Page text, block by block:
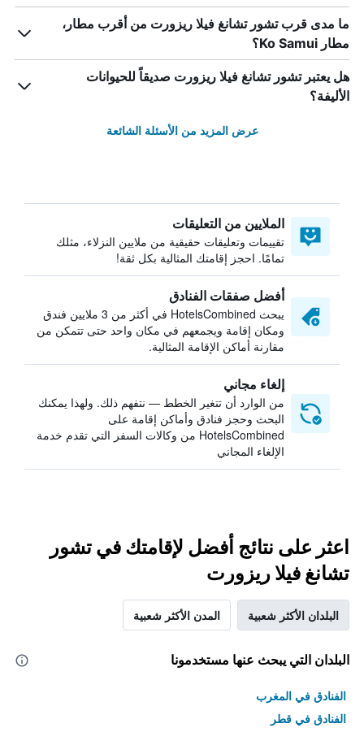
ما مدى قرب تشور تشانغ فيلا ريزورت من أقرب مطار،
مطار Ko Samui؟
هل يعتبر تشور تشانغ فيلا ريزورت صديقاً للحيوانات
الأليفة؟
عرض المزيد من الأسئلة الشائعة
الملايين من التعليقات
تقييمات وتعليقات حقيقية من ملايين النزلاء، مثلك
تمامًا. احجز إقامتك المثالية بكل ثقة!
أفضل صفقات الفنادق
يبحث HotelsCombined في أكثر من 3 ملايين فندق
ومكان إقامة ويجمعهم في مكان واحد حتى تتمكن من
مقارنة أماكن الإقامة المثالية.
إلغاء مجاني
من الوارد أن تتغير الخطط — نتفهم ذلك. ولهذا يمكنك
البحث وحجز فنادق وأماكن إقامة على
HotelsCombined من وكالات السفر التي تقدم خدمة
الإلغاء المجاني
اعثر على نتائج أفضل لإقامتك في تشور
تشانغ فيلا ريزورت
البلدان الأكثر شعبية المدن الأكثر شعبية
البلدان التي يبحث عنها مستخدمونا
الفنادق في المغرب
الفنادق في قطر